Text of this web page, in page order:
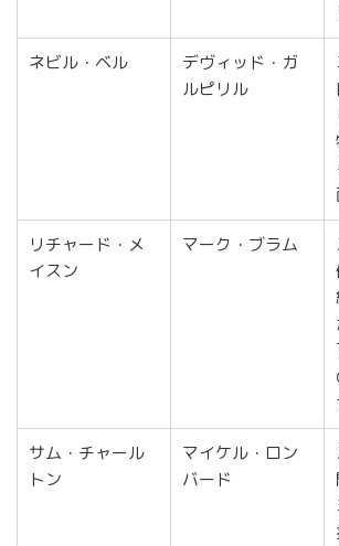
ネビル・ベル
デヴィッド・ガ
ルピリル
リチャード・メ
イスン
マーク・ブラム
サム・チャール
トン
マイケル・ロン
バード